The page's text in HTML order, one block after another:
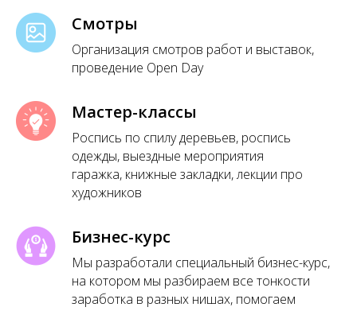
Смотры
Организация смотров работ и выставок,
проведение Open Day
Мастер-классы
Роспись по спилу деревьев, роспись
одежды, выездные мероприятия
гаражка, книжные закладки, лекции про
художников
Бизнес-курс
Мы разработали специальный бизнес-курс,
на котором мы разбираем все тонкости
заработка в разных нишах, помогаем